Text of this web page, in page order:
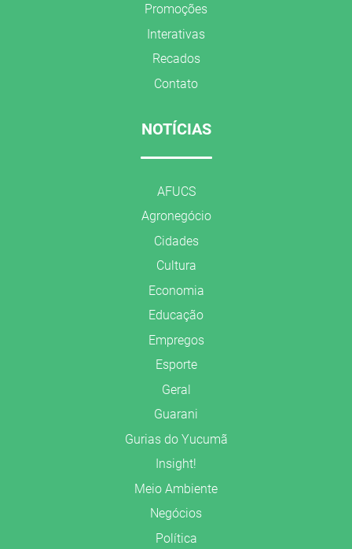
Promoções
Interativas
Recados
Contato
NOTÍCIAS
AFUCS
Agronegócio
Cidades
Cultura
Economia
Educação
Empregos
Esporte
Geral
Guarani
Gurias do Yucumã
Insight!
Meio Ambiente
Negócios
Política